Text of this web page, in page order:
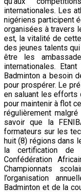
internationales. Les
nigériens participent
organisées à travers
est, la vitalité de
des jeunes talents
être les
internationales.
Badminton a besoin
pour prospérer. Le
en saluant les efforts
pour maintenir à flot
régulièrement
savoir que la
formateurs sur les
huit (8) régions dans
la certification
Confédération
Championnats
l’organisation
Badminton et de la